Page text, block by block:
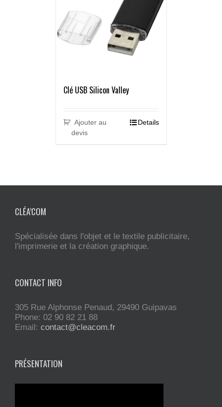
Clé USB Silicon Valley
Ajouter au
devis
Details
CLÉA’COM
Spécialisée dans l'objet et le textile publicitaire,
l'imprimerie et la création graphique.
CONTACT INFO
305 Rue Alphonse Penaud, 29490 Guipavas
Phone: 02 90 82 21 88
Email: contact@cleacom.fr
PRÉSENTATION